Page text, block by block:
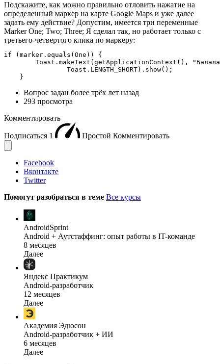
Подскажите, как можно правильно отловить нажатие на
определенный маркер на карте Google Maps и уже далее
задать ему действие? Допустим, имеется три переменные
Marker One; Two; Three; Я сделал так, но работает только с
третьего-четвертого клика по маркеру:
if (marker.equals(One)) {
Toast.makeText(getApplicationContext(),
                Toast.LENGTH_SHORT).show();
    }
Вопрос задан более трёх лет назад
293 просмотра
Комментировать
Подписаться 1 Простой Комментировать
Facebook
Вконтакте
Twitter
Помогут разобраться в теме Все курсы
AndroidSprint
Android + Аутстаффинг: опыт работы в IT-команде
8 месяцев
Далее
Яндекс Практикум
Android-разработчик
12 месяцев
Далее
Академия Эдюсон
Android-разработчик + ИИ
6 месяцев
Далее